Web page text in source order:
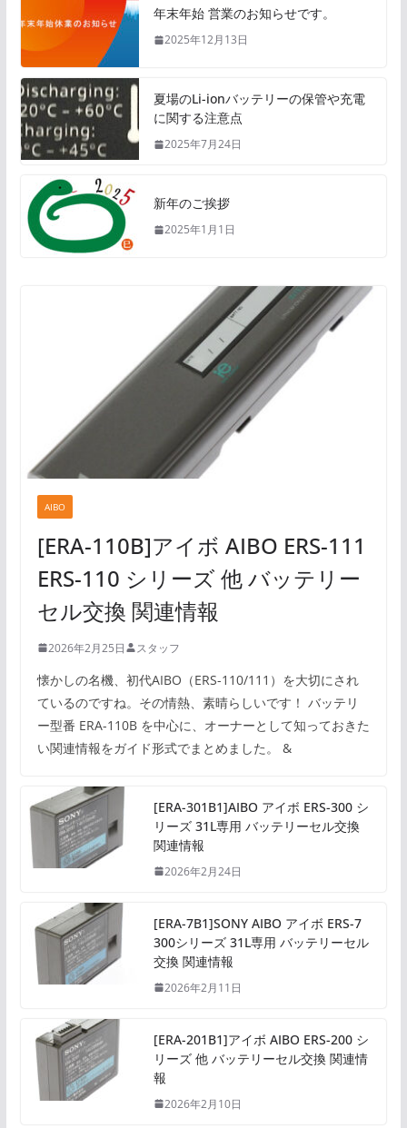
年末年始 営業のお知らせです。
2025年12月13日
夏場のLi-ionバッテリーの保管や充電
に関する注意点
2025年7月24日
新年のご挨拶
2025年1月1日
AIBO
[ERA-110B]アイボ AIBO ERS-111
ERS-110 シリーズ 他 バッテリー
セル交換 関連情報
2026年2月25日 スタッフ
懐かしの名機、初代AIBO（ERS-110/111）を大切にされ
ているのですね。その情熱、素晴らしいです！ バッテリ
ー型番 ERA-110B を中心に、オーナーとして知っておきた
い関連情報をガイド形式でまとめました。 &
[ERA-301B1]AIBO アイボ ERS-300 シ
リーズ 31L専用 バッテリーセル交換
関連情報
2026年2月24日
[ERA-7B1]SONY AIBO アイボ ERS-7
300シリーズ 31L専用 バッテリーセル
交換 関連情報
2026年2月11日
[ERA-201B1]アイボ AIBO ERS-200 シ
リーズ 他 バッテリーセル交換 関連情
報
2026年2月10日